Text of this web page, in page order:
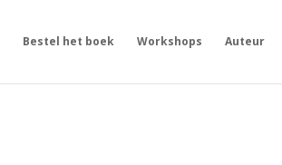
Bestel het boek Workshops Auteur